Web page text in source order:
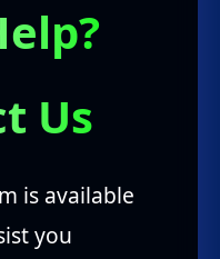
Us
is available
you